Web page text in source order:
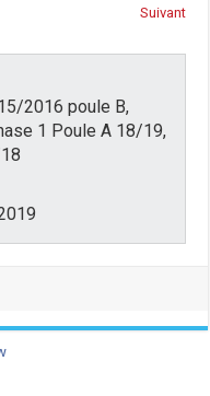
Suivant
2016 poule B,
1 Poule A 18/19,